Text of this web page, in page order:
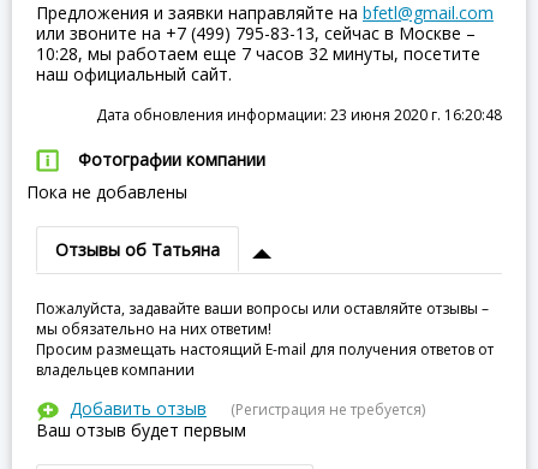
Предложения и заявки направляйте на bfetl@gmail.com
или звоните на +7 (499) 795-83-13, сейчас в Москве –
10:28, мы работаем еще 7 часов 32 минуты, посетите
наш официальный сайт.
Дата обновления информации: 23 июня 2020 г. 16:20:48
Фотографии компании
Пока не добавлены
Отзывы об Татьяна
Пожалуйста, задавайте ваши вопросы или оставляйте отзывы –
мы обязательно на них ответим!
Просим размещать настоящий E-mail для получения ответов от
владельцев компании
Добавить отзыв (Регистрация не требуется)
Ваш отзыв будет первым